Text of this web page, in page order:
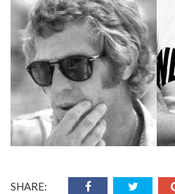
SHARE: